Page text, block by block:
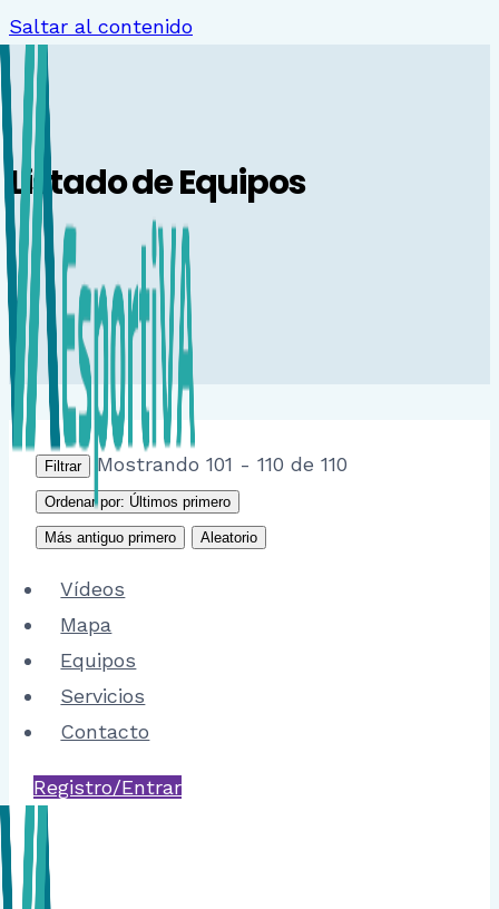
Saltar al contenido
Vídeos
Mapa
Equipos
Servicios
Contacto
Registro/Entrar
Listado de Equipos
Filtrar Mostrando 101 - 110 de 110
Ordenar por: Últimos primero
Más antiguo primero Aleatorio